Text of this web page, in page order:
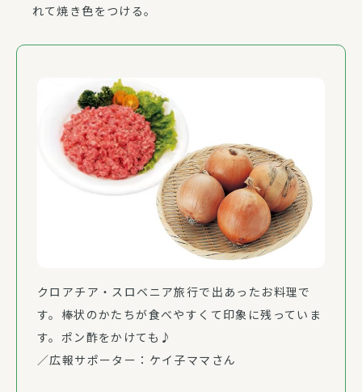
れて焼き色をつける。
クロアチア・スロベニア旅行で出あったお料理で
す。棒状のかたちが食べやすくて印象に残っていま
す。ポン酢をかけても♪
／広報サポーター：ケイ子ママさん